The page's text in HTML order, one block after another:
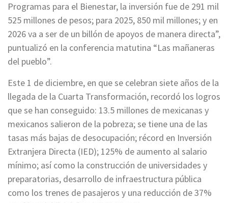
Programas para el Bienestar, la inversión fue de 291 mil
525 millones de pesos; para 2025, 850 mil millones; y en
2026 va a ser de un billón de apoyos de manera directa”,
puntualizó en la conferencia matutina “Las mañaneras
del pueblo”.
Este 1 de diciembre, en que se celebran siete años de la
llegada de la Cuarta Transformación, recordó los logros
que se han conseguido: 13.5 millones de mexicanas y
mexicanos salieron de la pobreza; se tiene una de las
tasas más bajas de desocupación; récord en Inversión
Extranjera Directa (IED); 125% de aumento al salario
mínimo; así como la construcción de universidades y
preparatorias, desarrollo de infraestructura pública
como los trenes de pasajeros y una reducción de 37%